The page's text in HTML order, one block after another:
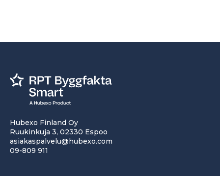
Hubexo Finland Oy
Ruukinkuja 3, 02330 Espoo
asiakaspalvelu@hubexo.com
09-809 911